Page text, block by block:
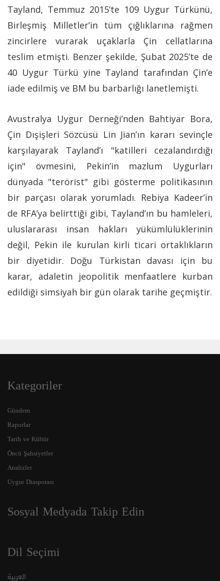
Tayland, Temmuz 2015’te 109 Uygur Türkünü,
Birleşmiş Milletler’in tüm çığlıklarına rağmen
zincirlere vurarak uçaklarla Çin cellatlarına
teslim etmişti. Benzer şekilde, Şubat 2025’te de
40 Uygur Türkü yine Tayland tarafından Çin’e
iade edilmiş ve BM bu barbarlığı lanetlemişti.
Avustralya Uygur Derneği’nden Bahtiyar Bora,
Çin Dışişleri Sözcüsü Lin Jian’ın kararı sevinçle
karşılayarak Tayland’ı "katilleri cezalandırdığı
için" övmesini, Pekin’in mazlum Uygurları
dünyada "terörist" gibi gösterme politikasının
bir parçası olarak yorumladı. Rebiya Kadeer’in
de RFA’ya belirttiği gibi, Tayland’ın bu hamleleri,
uluslararası insan hakları yükümlülüklerinin
değil, Pekin ile kurulan kirli ticari ortaklıkların
bir diyetidir. Doğu Türkistan davası için bu
karar, adaletin jeopolitik menfaatlere kurban
edildiği simsiyah bir gün olarak tarihe geçmiştir.
Kategoriler
Gündem
Raporlar
Tarih ve Kültür
Öncü Şahsiyetler
Analizler
Uygur Diasporası
Sosyal Medyada Takip Edin
Dil Seçimi
العربية